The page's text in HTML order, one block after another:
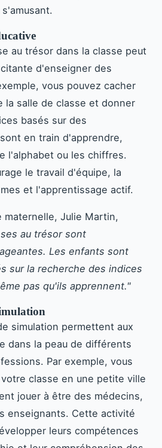
au trésor dans la classe peut
d'enseigner des
vous pouvez cacher
la salle de classe et donner
basés sur des
en train d'apprendre,
l'alphabet ou les chiffres.
le travail d'équipe, la
et l'apprentissage actif.
maternelle, Julie Martin,
au trésor sont
Les enfants sont
sur la recherche des indices
pas qu'ils apprennent."
simulation permettent aux
dans la peau de différents
Par exemple, vous
classe en une petite ville
jouer à être des médecins,
enseignants. Cette activité
leurs compétences